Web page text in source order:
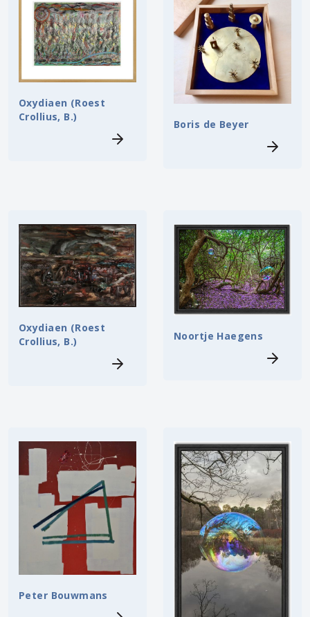
Oxydiaen (Roest
Crollius, B.)
Boris de Beyer
Oxydiaen (Roest
Crollius, B.)
Noortje Haegens
Peter Bouwmans